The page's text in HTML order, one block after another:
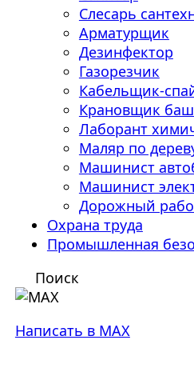
Слесарь
Арматурщик
Дезинфектор
Газорезчик
Кабельщик-
Крановщик
Лаборант
Маляр по
Машинист
Машинист
Дорожный
Охрана труда
Промышленная
Поиск
Написать в MAX